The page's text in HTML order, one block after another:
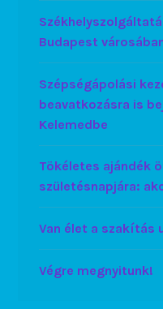
Budapest
Szépségápolási
beavatkozásra is
Kelemedbe
Tökéletes ajándék
születésnapjára:
Van élet a szakítás
Végre megnyitunk!